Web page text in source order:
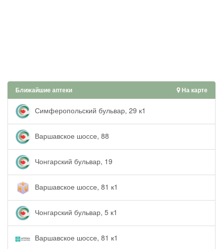
Ближайшие аптеки На карте
Симферопольский бульвар, 29 к1
Варшавское шоссе, 88
Чонгарский бульвар, 19
Варшавское шоссе, 81 к1
Чонгарский бульвар, 5 к1
Варшавское шоссе, 81 к1